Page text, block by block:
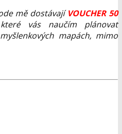
mě dostávají VOUCHER 50
vás naučím plánovat
mapách, mimo